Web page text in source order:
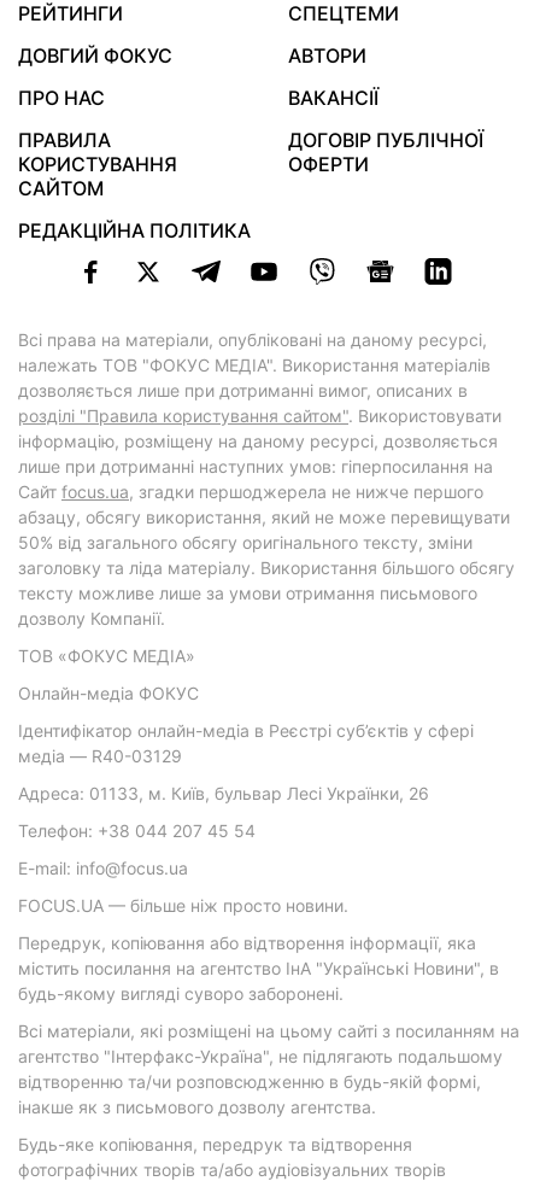
РЕЙТИНГИ
СПЕЦТЕМИ
ДОВГИЙ ФОКУС
АВТОРИ
ПРО НАС
ВАКАНСІЇ
ПРАВИЛА
КОРИСТУВАННЯ
САЙТОМ
ДОГОВІР ПУБЛІЧНОЇ
ОФЕРТИ
РЕДАКЦІЙНА ПОЛІТИКА
Всі права на матеріали, опубліковані на даному ресурсі,
належать ТОВ "ФОКУС МЕДІА". Використання матеріалів
дозволяється лише при дотриманні вимог, описаних в
розділі "Правила користування сайтом". Використовувати
інформацію, розміщену на даному ресурсі, дозволяється
лише при дотриманні наступних умов: гіперпосилання на
Cайт focus.ua, згадки першоджерела не нижче першого
абзацу, обсягу використання, який не може перевищувати
50% від загального обсягу оригінального тексту, зміни
заголовку та ліда матеріалу. Використання більшого обсягу
тексту можливе лише за умови отримання письмового
дозволу Компанії.
ТОВ «ФОКУС МЕДІА»
Онлайн-медіа ФОКУС
Ідентифікатор онлайн-медіа в Реєстрі суб’єктів у сфері
медіа — R40-03129
Адреса: 01133, м. Київ, бульвар Лесі Українки, 26
Телефон: +38 044 207 45 54
E-mail: info@focus.ua
FOCUS.UA — більше ніж просто новини.
Передрук, копіювання або відтворення інформації, яка
містить посилання на агентство ІнА "Українські Новини", в
будь-якому вигляді суворо заборонені.
Всі матеріали, які розміщені на цьому сайті з посиланням на
агентство "Інтерфакс-Україна", не підлягають подальшому
відтворенню та/чи розповсюдженню в будь-якій формі,
інакше як з письмового дозволу агентства.
Будь-яке копіювання, передрук та відтворення
фотографічних творів та/або аудіовізуальних творів